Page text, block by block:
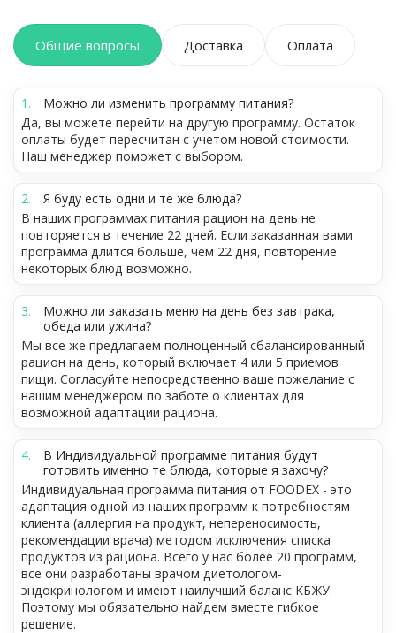
Общие вопросы Доставка Оплата
Можно ли изменить программу питания?
Да, вы можете перейти на другую программу. Остаток
оплаты будет пересчитан с учетом новой стоимости.
Наш менеджер поможет с выбором.
Я буду есть одни и те же блюда?
В наших программах питания рацион на день не
повторяется в течение 22 дней. Если заказанная вами
программа длится больше, чем 22 дня, повторение
некоторых блюд возможно.
Можно ли заказать меню на день без завтрака,
обеда или ужина?
Мы все же предлагаем полноценный сбалансированный
рацион на день, который включает 4 или 5 приемов
пищи. Согласуйте непосредственно ваше пожелание с
нашим менеджером по заботе о клиентах для
возможной адаптации рациона.
В Индивидуальной программе питания будут
готовить именно те блюда, которые я захочу?
Индивидуальная программа питания от FOODEX - это
адаптация одной из наших программ к потребностям
клиента (аллергия на продукт, непереносимость,
рекомендации врача) методом исключения списка
продуктов из рациона. Всего у нас более 20 программ,
все они разработаны врачом диетологом-
эндокринологом и имеют наилучший баланс КБЖУ.
Поэтому мы обязательно найдем вместе гибкое
решение.